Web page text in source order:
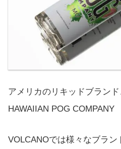
アメリカのリキッドブラン
HAWAIIAN POG COMPANY
VOLCANOでは様々なブラン